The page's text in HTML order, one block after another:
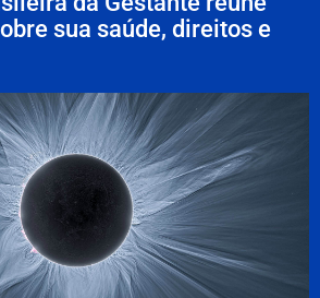
sua saúde, direitos e